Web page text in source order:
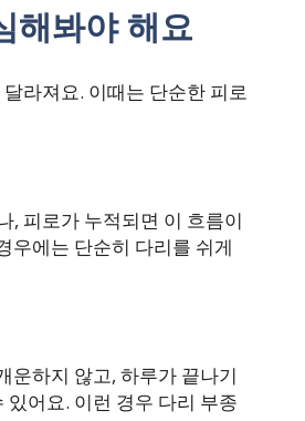
해봐야 해요
라져요. 이때는 단순한 피로
, 피로가 누적되면 이 흐름이
우에는 단순히 다리를 쉬게
운하지 않고, 하루가 끝나기
어요. 이런 경우 다리 부종